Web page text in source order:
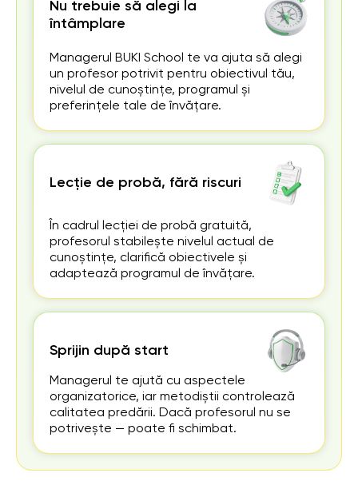
Nu trebuie să alegi la
întâmplare
Managerul BUKI School te va ajuta să alegi
un profesor potrivit pentru obiectivul tău,
nivelul de cunoștințe, programul și
preferințele tale de învățare.
Lecție de probă, fără riscuri
În cadrul lecției de probă gratuită,
profesorul stabilește nivelul actual de
cunoștințe, clarifică obiectivele și
adaptează programul de învățare.
Sprijin după start
Managerul te ajută cu aspectele
organizatorice, iar metodiștii controlează
calitatea predării. Dacă profesorul nu se
potrivește — poate fi schimbat.